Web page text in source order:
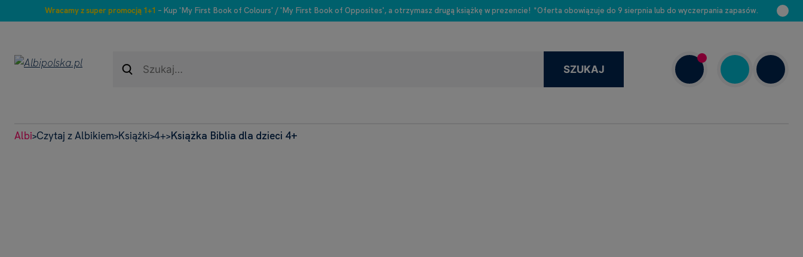
Wracamy z super promocją 1+1 – Kup 'My First Book of Colours' / 'My First Book of Opposites', a otrzymasz drugą książkę w prezencie! *Oferta obowiązuje do 9 sierpnia lub do wyczerpania zapasów.
SZUKAJ
Albi>Czytaj z Albikiem>Książki>4+>Książka Biblia dla dzieci 4+